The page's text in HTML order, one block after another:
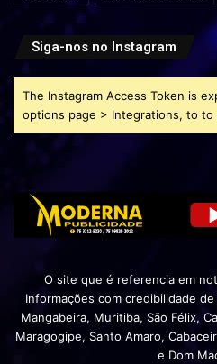
Siga-nos no Instagram
The Instagram Access Token is
options page > Integrations, to
O site que é referencia em
Informações com credibilidade
Mangabeira, Muritiba, São Félix,
Maragogipe, Santo Amaro,
e Dom